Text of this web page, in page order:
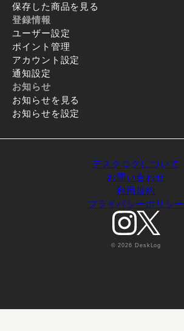
保存した商品を見る
登録情報
ユーザー設定
ポイント管理
アカウント設定
通知設定
お知らせ
お知らせを見る
お知らせを設定
デスクログについて
お問い合わせ
利用規約
プライバシーポリシー
© 2026 DeskLog